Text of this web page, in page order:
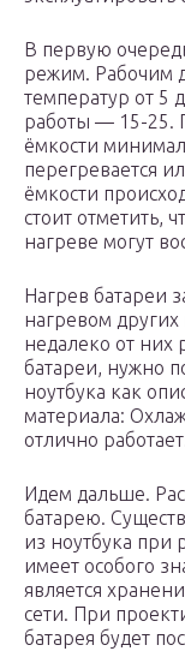
В первую
режим. Рабочим
температур от 5
работы — 15-25.
ёмкости
перегревается
ёмкости
стоит отметить,
нагреве могут
Нагрев батареи
нагревом других
недалеко от них
батареи, нужно
ноутбука как
материала:
отлично
Идем дальше.
батарею.
из ноутбука при
имеет особого
является
сети. При
батарея будет